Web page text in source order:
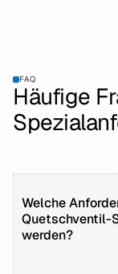
FAQ
Häufige
Welche
Quetschventil-
werden?